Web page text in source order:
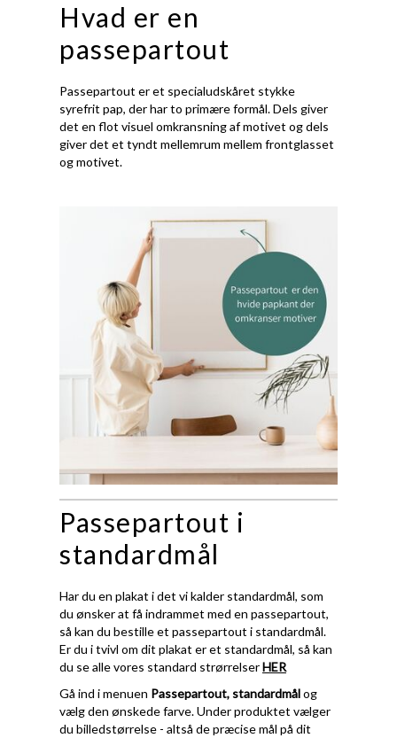
Hvad er en
passepartout
Passepartout er et specialudskåret stykke
syrefrit pap, der har to primære formål. Dels giver
det en flot visuel omkransning af motivet og dels
giver det et tyndt mellemrum mellem frontglasset
og motivet.
Passepartout i
standardmål
Har du en plakat i det vi kalder standardmål, som
du ønsker at få indrammet med en passepartout,
så kan du bestille et passepartout i standardmål.
Er du i tvivl om dit plakat er et standardmål, så kan
du se alle vores standard strørrelserHER
Gå ind i menuen Passepartout, standardmålog
vælg den ønskede farve. Under produktet vælger
du billedstørrelse - altså de præcise mål på dit